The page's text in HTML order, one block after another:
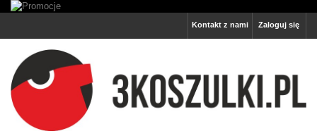
Zaloguj się
Kontakt z nami